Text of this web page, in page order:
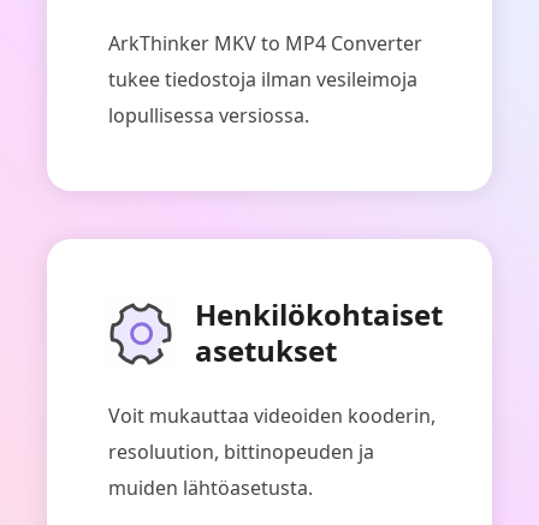
ArkThinker MKV to MP4 Converter
tukee tiedostoja ilman vesileimoja
lopullisessa versiossa.
Henkilökohtaiset
asetukset
Voit mukauttaa videoiden kooderin,
resoluution, bittinopeuden ja
muiden lähtöasetusta.